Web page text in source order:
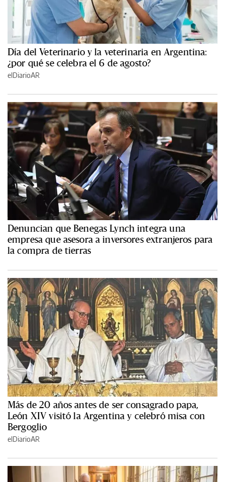
Día del Veterinario y la veterinaria en Argentina:
¿por qué se celebra el 6 de agosto?
elDiarioAR
Denuncian que Benegas Lynch integra una
empresa que asesora a inversores extranjeros para
la compra de tierras
Más de 20 años antes de ser consagrado papa,
León XIV visitó la Argentina y celebró misa con
Bergoglio
elDiarioAR